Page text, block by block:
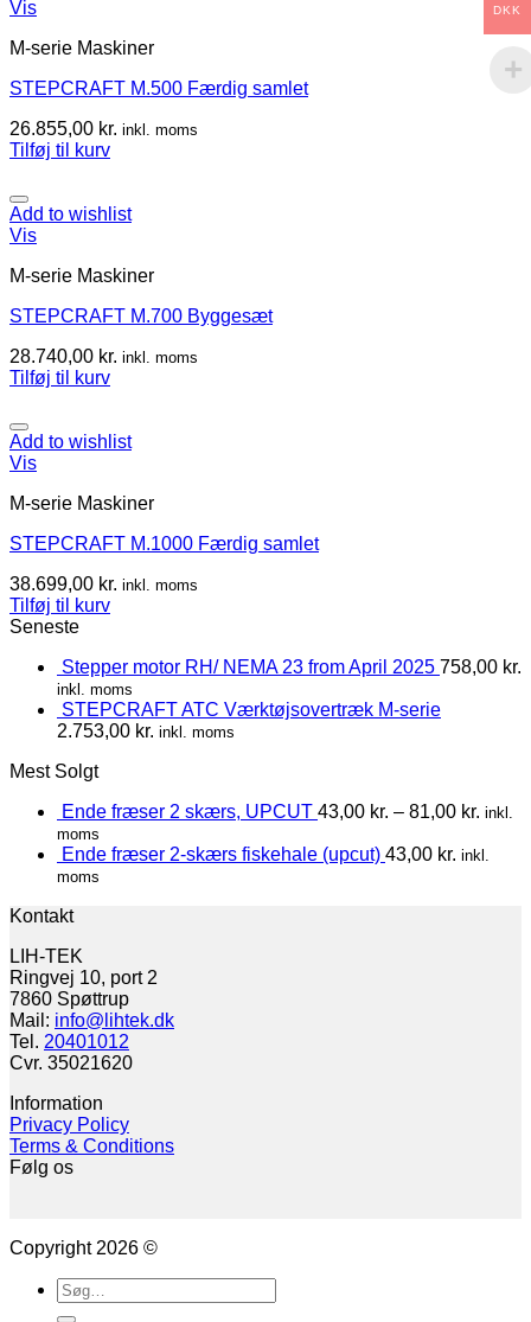
Vis
M-serie Maskiner
STEPCRAFT M.500 Færdig samlet
26.855,00 kr. inkl. moms
Tilføj til kurv
Add to wishlist
Vis
M-serie Maskiner
STEPCRAFT M.700 Byggesæt
28.740,00 kr. inkl. moms
Tilføj til kurv
Add to wishlist
Vis
M-serie Maskiner
STEPCRAFT M.1000 Færdig samlet
38.699,00 kr. inkl. moms
Tilføj til kurv
Seneste
Stepper motor RH/ NEMA 23 from April 2025 758,00 kr.
inkl. moms
STEPCRAFT ATC Værktøjsovertræk M-serie
2.753,00 kr. inkl. moms
Mest Solgt
Ende fræser 2 skærs, UPCUT 43,00 kr. – 81,00 kr. inkl.
moms
Ende fræser 2-skærs fiskehale (upcut) 43,00 kr. inkl.
moms
Kontakt
LIH-TEK
Ringvej 10, port 2
7860 Spøttrup
Mail: info@lihtek.dk
Tel. 20401012
Cvr. 35021620
Information
Privacy Policy
Terms & Conditions
Følg os
Copyright 2026 ©
Søg
efter:
DKK